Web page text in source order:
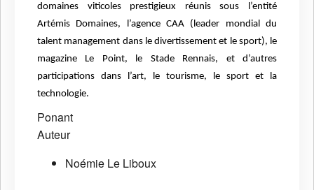
domaines viticoles prestigieux réunis sous l’entité
Artémis Domaines, l’agence CAA (leader mondial du
talent management dans le divertissement et le sport), le
magazine Le Point, le Stade Rennais, et d’autres
participations dans l’art, le tourisme, le sport et la
technologie.
Ponant
Auteur
Noémie Le Liboux